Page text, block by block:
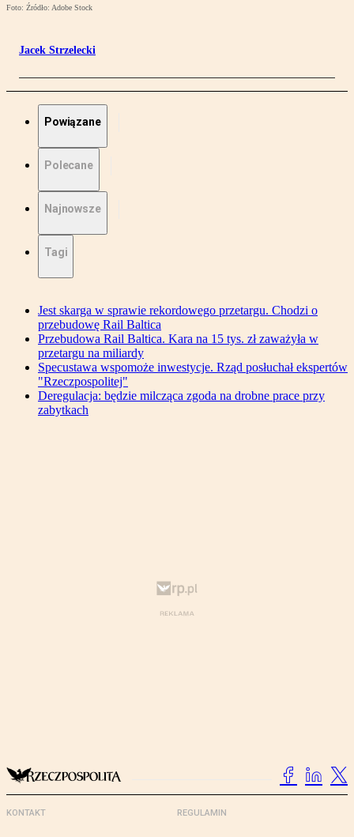
Foto: Źródło: Adobe Stock
Jacek Strzelecki
Powiązane
Polecane
Najnowsze
Tagi
Jest skarga w sprawie rekordowego przetargu. Chodzi o
przebudowę Rail Baltica
Przebudowa Rail Baltica. Kara na 15 tys. zł zaważyła w
przetargu na miliardy
Specustawa wspomoże inwestycje. Rząd posłuchał ekspertów
"Rzeczpospolitej"
Deregulacja: będzie milcząca zgoda na drobne prace przy
zabytkach
KONTAKT REGULAMIN